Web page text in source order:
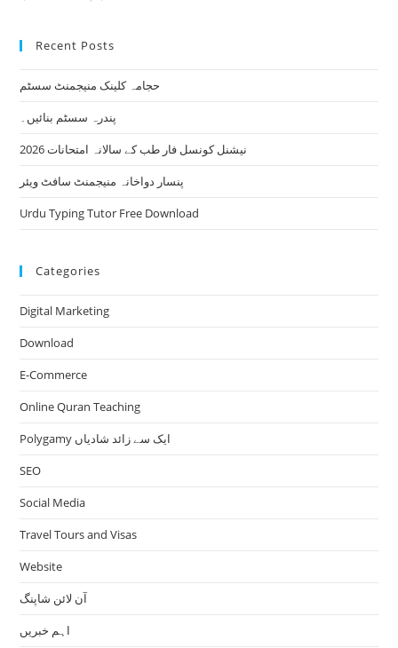
Recent Posts
حجامہ کلینک منیجمنٹ سسٹم
پندرہ سسٹم بنائیں۔
نیشنل کونسل فار طب کے سالانہ امتحانات 2026
پنسار دواخانہ منیجمنٹ سافٹ ویئر
Urdu Typing Tutor Free Download
Categories
Digital Marketing
Download
E-Commerce
Online Quran Teaching
Polygamy ایک سے زائد شادیاں
SEO
Social Media
Travel Tours and Visas
Website
آن لائن شاپنگ
اہم خبریں